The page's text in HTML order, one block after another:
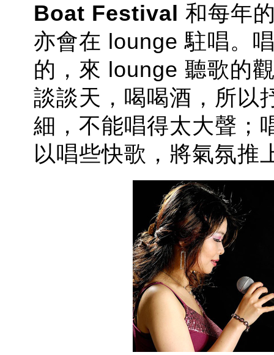
Boat Festival 和每年
亦會在 lounge 駐唱。
的，來 lounge 聽歌的
談談天，喝喝酒，所以
細，不能唱得太大聲；
以唱些快歌，將氣氛推